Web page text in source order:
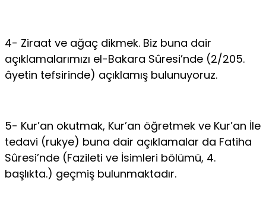
4- Ziraat ve ağaç dikmek. Biz buna dair
açıklamalarımızı el-Bakara Sûre­si’nde (2/205.
âyetin tefsirinde) açıklamış bulunuyoruz.
5- Kur’an okutmak, Kur’an öğretmek ve Kur’an İle
tedavi (rukye) buna da­ir açıklamalar da Fatiha
Sûresi’nde (Fazileti ve İsimleri bölümü, 4.
başlıkta.) geçmiş bulunmaktadır.